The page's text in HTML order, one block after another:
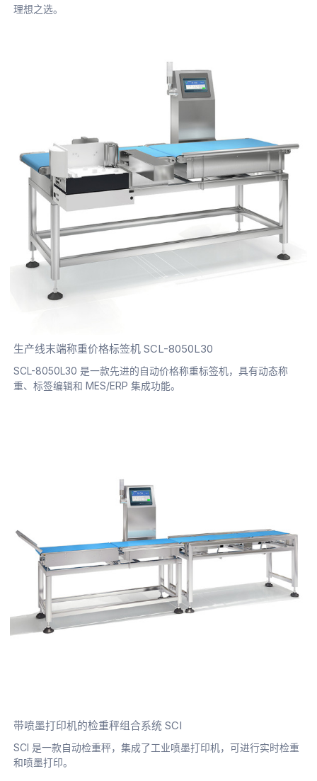
理想之选。
生产线末端称重价格标签机 SCL-8050L30
SCL-8050L30 是一款先进的自动价格称重标签机，具有动态称
重、标签编辑和 MES/ERP 集成功能。
带喷墨打印机的检重秤组合系统 SCI
SCI 是一款自动检重秤，集成了工业喷墨打印机，可进行实时检重
和喷墨打印。